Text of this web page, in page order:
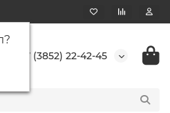
?
+7 (3852) 22-42-45